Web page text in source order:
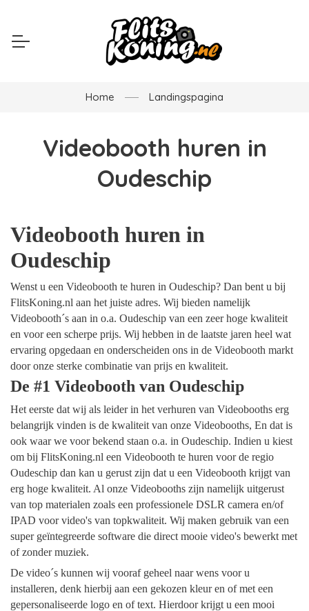
Home Landingspagina
Videobooth huren in
Oudeschip
Videobooth huren in
Oudeschip
Wenst u een Videobooth te huren in Oudeschip? Dan bent u bij
FlitsKoning.nl aan het juiste adres. Wij bieden namelijk
Videobooth´s aan in o.a. Oudeschip van een zeer hoge kwaliteit
en voor een scherpe prijs. Wij hebben in de laatste jaren heel wat
ervaring opgedaan en onderscheiden ons in de Videobooth markt
door onze sterke combinatie van prijs en kwaliteit.
De #1 Videobooth van Oudeschip
Het eerste dat wij als leider in het verhuren van Videobooths erg
belangrijk vinden is de kwaliteit van onze Videobooths, En dat is
ook waar we voor bekend staan o.a. in Oudeschip. Indien u kiest
om bij FlitsKoning.nl een Videobooth te huren voor de regio
Oudeschip dan kan u gerust zijn dat u een Videobooth krijgt van
erg hoge kwaliteit. Al onze Videobooths zijn namelijk uitgerust
van top materialen zoals een professionele DSLR camera en/of
IPAD voor video's van topkwaliteit. Wij maken gebruik van een
super geïntegreerde software die direct mooie video's bewerkt met
of zonder muziek.
De video´s kunnen wij vooraf geheel naar wens voor u
installeren, denk hierbij aan een gekozen kleur en of met een
gepersonaliseerde logo en of text. Hierdoor krijgt u een mooi